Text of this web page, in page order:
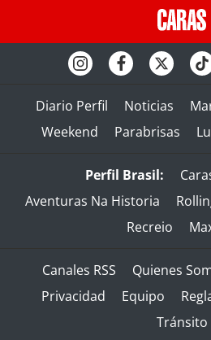
Diario Perfil Noticias
Weekend
Parabrisas
Perfil Brasil:
Aventuras Na Historia
Recreio
Canales RSS Quienes
Privacidad
Equipo
Tránsito